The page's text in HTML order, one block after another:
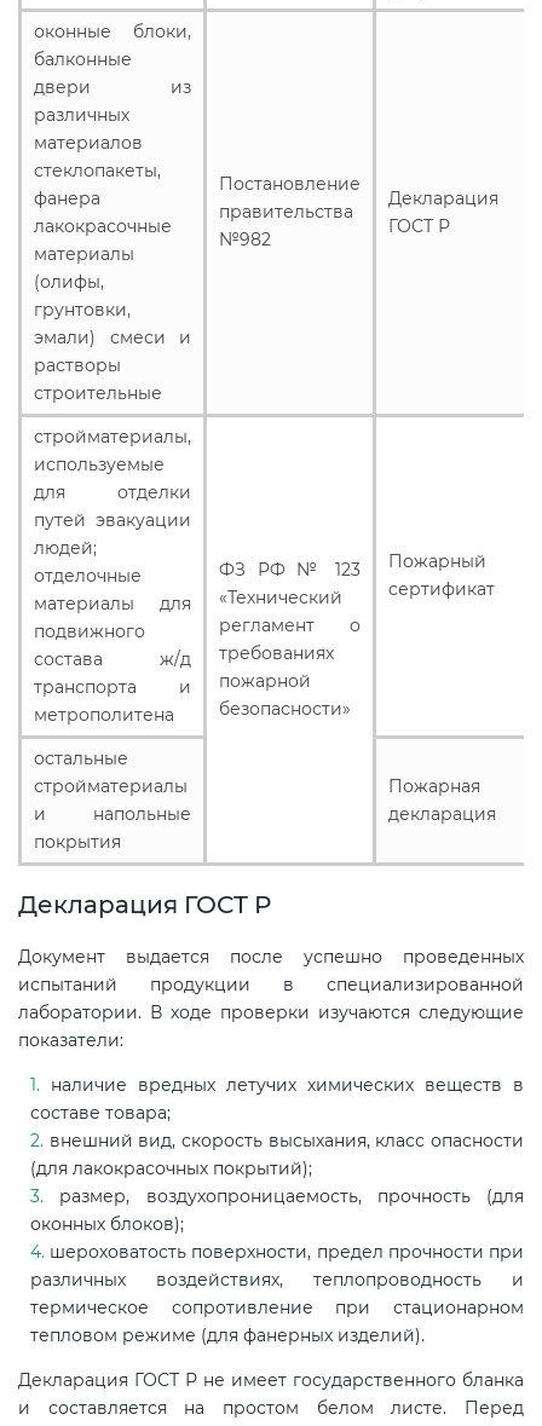
оконные блоки,
балконные
двери из
различных
материалов
стеклопакеты,
фанера
лакокрасочные
материалы
(олифы,
грунтовки,
эмали) смеси и
растворы
строительные
Постановление
правительства
№982
Декларация
ГОСТ Р
стройматериалы,
используемые
для отделки
путей эвакуации
людей;
отделочные
материалы для
подвижного
состава ж/д
транспорта и
метрополитена
ФЗ РФ № 123
«Технический
регламент о
требованиях
пожарной
безопасности»
Пожарный
сертификат
остальные
стройматериалы
и напольные
покрытия
Пожарная
декларация
Декларация ГОСТ Р
Документ выдается после успешно проведенных
испытаний продукции в специализированной
лаборатории. В ходе проверки изучаются следующие
показатели:
наличие вредных летучих химических веществ в
составе товара;
внешний вид, скорость высыхания, класс опасности
(для лакокрасочных покрытий);
размер, воздухопроницаемость, прочность (для
оконных блоков);
шероховатость поверхности, предел прочности при
различных воздействиях, теплопроводность и
термическое сопротивление при стационарном
тепловом режиме (для фанерных изделий).
Декларация ГОСТ Р не имеет государственного бланка
и составляется на простом белом листе. Перед
Сертификация товаров легкой
промышленности (ТР ТС 017)
Сертификация промышленного
оборудования (ТР ТС 010)
Сертификация средств
индивидуальной защиты (ТР ТС
019)
Действующие технические
регламенты